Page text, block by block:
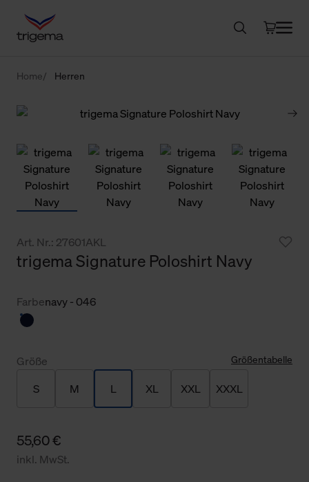
Home Herren
Art. Nr.: 27601AKL
trigema Signature Poloshirt Navy
Farbenavy - 046
Größe Größentabelle
S M L XL XXL XXXL
55,60 €
inkl. MwSt.